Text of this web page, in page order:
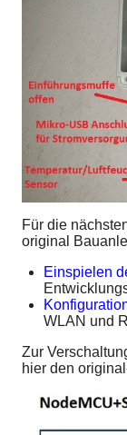
Für die
original
Einspielen
WLAN und
Zur
hier den